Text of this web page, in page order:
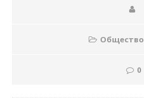
Общество
0